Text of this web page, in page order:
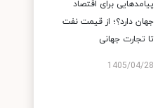
پیامدهایی برای اقتصاد
جهان دارد؟؛ از قیمت نفت
تا تجارت جهانی
1405/04/28